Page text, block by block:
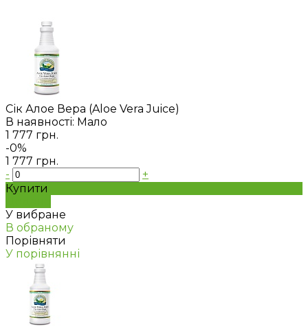
Сік Алое Вера (Aloe Vera Juice)
В наявності: Мало
1 777 грн.
-0%
1 777 грн.
-
+
Купити
У вибране
В обраному
Порівняти
У порівнянні